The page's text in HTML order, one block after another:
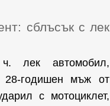
сблъсък с лек
лек автомобил,
28-годишен мъж от
с мотоциклет,